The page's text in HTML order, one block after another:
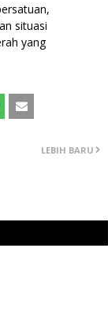
situasi
yang
LEBIH BARU